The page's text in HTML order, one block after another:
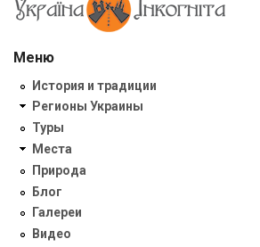
Меню
История и традиции
Регионы Украины
Туры
Места
Природа
Блог
Галереи
Видео